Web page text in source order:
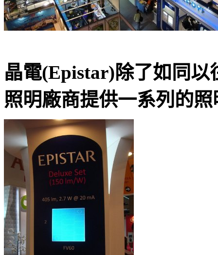
晶電(Epistar)除了如同
照明廠商提供一系列的